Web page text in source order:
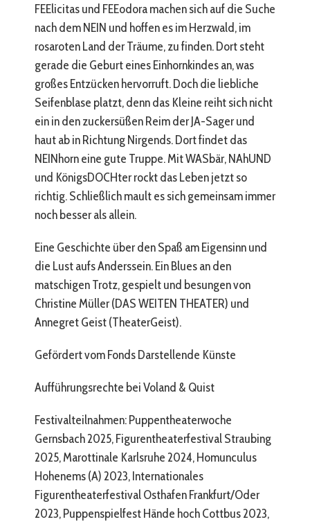
FEElicitas und FEEodora machen sich auf die Suche
nach dem NEIN und hoffen es im Herzwald, im
rosaroten Land der Träume, zu finden. Dort steht
gerade die Geburt eines Einhornkindes an, was
großes Entzücken hervorruft. Doch die liebliche
Seifenblase platzt, denn das Kleine reiht sich nicht
ein in den zuckersüßen Reim der JA-Sager und
haut ab in Richtung Nirgends. Dort findet das
NEINhorn eine gute Truppe. Mit WASbär, NAhUND
und KönigsDOCHter rockt das Leben jetzt so
richtig. Schließlich mault es sich gemeinsam immer
noch besser als allein.
Eine Geschichte über den Spaß am Eigensinn und
die Lust aufs Anderssein. Ein Blues an den
matschigen Trotz, gespielt und besungen von
Christine Müller (DAS WEITEN THEATER) und
Annegret Geist (TheaterGeist).
Gefördert vom Fonds Darstellende Künste
Aufführungsrechte bei Voland & Quist
Festivalteilnahmen: Puppentheaterwoche
Gernsbach 2025, Figurentheaterfestival Straubing
2025, Marottinale Karlsruhe 2024, Homunculus
Hohenems (A) 2023, Internationales
Figurentheaterfestival Osthafen Frankfurt/Oder
2023, Puppenspielfest Hände hoch Cottbus 2023,